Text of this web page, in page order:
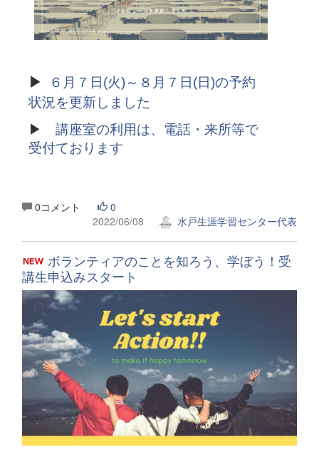
▶
６月７日(火)～８月７日(日)の予約
状況を更新しました
▶ 講座室の利用は、電話・来所等で
受付ております
0コメント
0
2022/06/08
水戸生涯学習センター代表
ボランティアのことを知ろう、学ぼう！受
講生申込みスタート